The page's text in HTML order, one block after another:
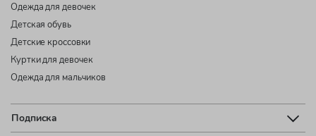
Одежда для девочек
Детская обувь
Детские кроссовки
Куртки для девочек
Одежда для мальчиков
Подписка